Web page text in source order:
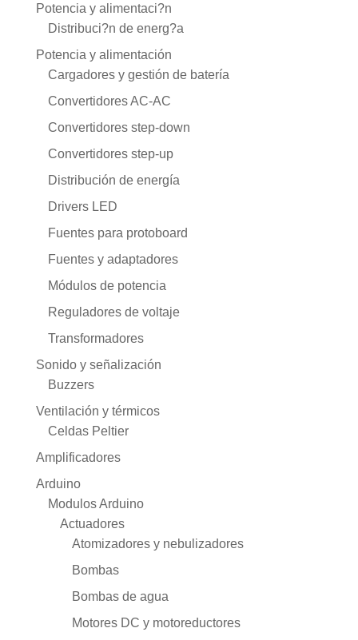
Potencia y alimentaci?n
Distribuci?n de energ?a
Potencia y alimentación
Cargadores y gestión de batería
Convertidores AC-AC
Convertidores step-down
Convertidores step-up
Distribución de energía
Drivers LED
Fuentes para protoboard
Fuentes y adaptadores
Módulos de potencia
Reguladores de voltaje
Transformadores
Sonido y señalización
Buzzers
Ventilación y térmicos
Celdas Peltier
Amplificadores
Arduino
Modulos Arduino
Actuadores
Atomizadores y nebulizadores
Bombas
Bombas de agua
Motores DC y motoreductores